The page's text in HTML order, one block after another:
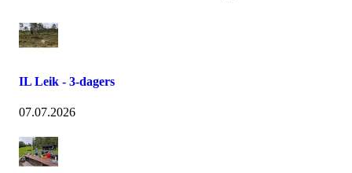
IL Leik - 3-dagers
07.07.2026